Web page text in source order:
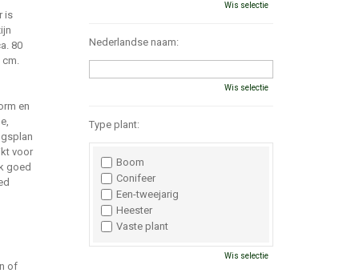
is
80
cm.
en
voor
goed
of
Wis selectie
Nederlandse naam:
Wis selectie
Type plant:
Boom
Conifeer
Een-tweejarig
Heester
Vaste plant
Wis selectie